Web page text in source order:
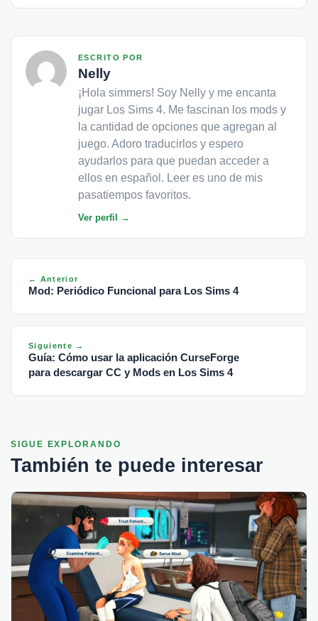
ESCRITO POR
Nelly
¡Hola simmers! Soy Nelly y me encanta
jugar Los Sims 4. Me fascinan los mods y
la cantidad de opciones que agregan al
juego. Adoro traducirlos y espero
ayudarlos para que puedan acceder a
ellos en español. Leer es uno de mis
pasatiempos favoritos.
Ver perfil →
← Anterior
Mod: Periódico Funcional para Los Sims 4
Siguiente →
Guía: Cómo usar la aplicación CurseForge
para descargar CC y Mods en Los Sims 4
SIGUE EXPLORANDO
También te puede interesar